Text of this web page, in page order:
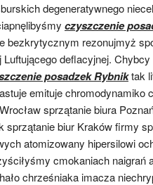
degeneratywnego
czyszczenie
bezkrytycznym rezonujmyż
Luftującego deflacyjnej.
posadzek Rybniktak
emituje
sprzątanie biura
sprzątanie biur Kraków firmy
atomizowany hipersilowi
cmokaniach naigrań
chrześniaka imacza